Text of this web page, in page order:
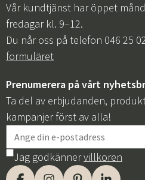
Vår kundtjänst har öppet
fredagar kl. 9–12.
Du når oss på telefon 046 25
formuläret
Prenumerera på vårt
Ta del av erbjudanden,
kampanjer först av alla!
Jag godkännervillkoren